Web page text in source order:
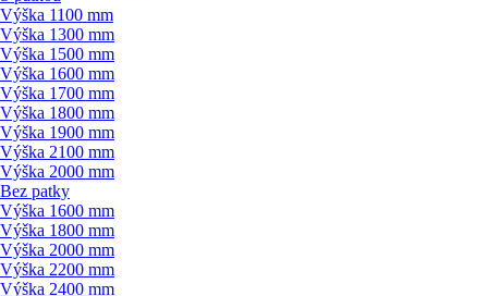
Výška 1100 mm
Výška 1300 mm
Výška 1500 mm
Výška 1600 mm
Výška 1700 mm
Výška 1800 mm
Výška 1900 mm
Výška 2100 mm
Výška 2000 mm
Bez patky
Výška 1600 mm
Výška 1800 mm
Výška 2000 mm
Výška 2200 mm
Výška 2400 mm